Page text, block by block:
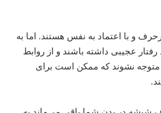
و با اعتماد به نفس هستند. اما به
رفتار عجیبی داشته باشند و از روابط
متوجه نشوند که ممکن است برای